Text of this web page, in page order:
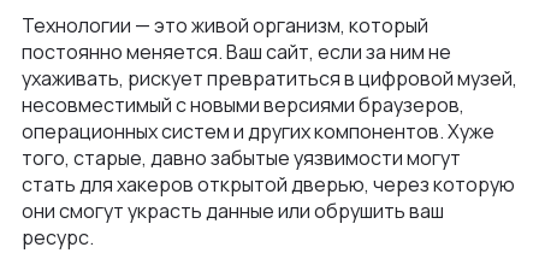
Технологии — это живой организм, который
постоянно меняется. Ваш сайт, если за ним не
ухаживать, рискует превратиться в цифровой музей,
несовместимый с новыми версиями браузеров,
операционных систем и других компонентов. Хуже
того, старые, давно забытые уязвимости могут
стать для хакеров открытой дверью, через которую
они смогут украсть данные или обрушить ваш
ресурс.